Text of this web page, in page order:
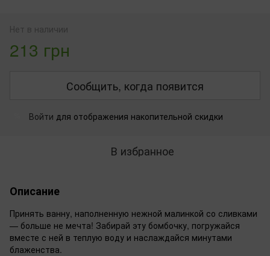
Нет в наличии
213 грн
Сообщить, когда появится
Войти для отображения накопительной скидки
В избранное
Описание
Принять ванну, наполненную нежной малинкой со сливками
— больше не мечта! Забирай эту бомбочку, погружайся
вместе с ней в теплую воду и наслаждайся минутами
блаженства.